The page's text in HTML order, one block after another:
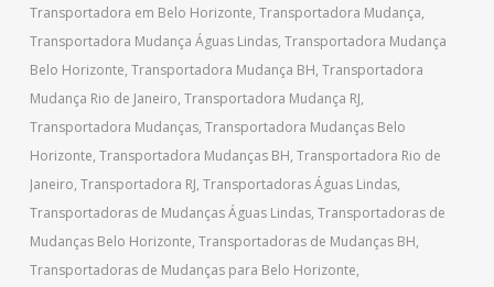
Transportadora em Belo Horizonte, Transportadora Mudança,
Transportadora Mudança Águas Lindas, Transportadora Mudança
Belo Horizonte, Transportadora Mudança BH, Transportadora
Mudança Rio de Janeiro, Transportadora Mudança RJ,
Transportadora Mudanças, Transportadora Mudanças Belo
Horizonte, Transportadora Mudanças BH, Transportadora Rio de
Janeiro, Transportadora RJ, Transportadoras Águas Lindas,
Transportadoras de Mudanças Águas Lindas, Transportadoras de
Mudanças Belo Horizonte, Transportadoras de Mudanças BH,
Transportadoras de Mudanças para Belo Horizonte,